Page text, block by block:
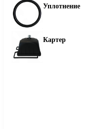
Уплотнение
Картер